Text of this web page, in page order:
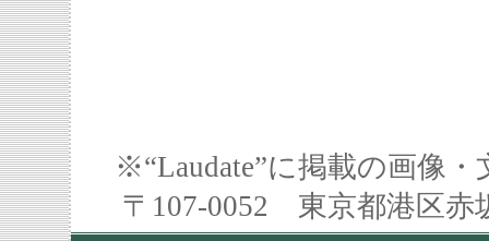
※“Laudate”に掲載の画像
〒107-0052 東京都港区